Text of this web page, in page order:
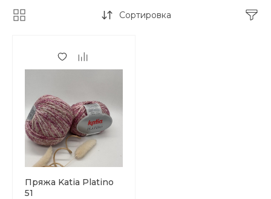
Сортировка
Пряжа Katia Platino
51